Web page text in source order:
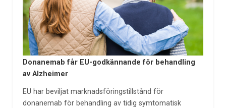
Donanemab får EU-godkännande för behandling
av Alzheimer
EU har beviljat marknadsföringstillstånd för
donanemab för behandling av tidig symtomatisk